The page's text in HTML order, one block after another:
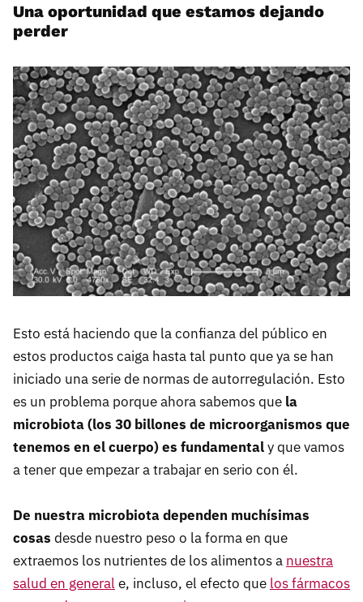
Una oportunidad que estamos dejando
perder
Esto está haciendo que la confianza del público en
estos productos caiga hasta tal punto que ya se han
iniciado una serie de normas de autorregulación. Esto
es un problema porque ahora sabemos que la
microbiota (los 30 billones de microorganismos que
tenemos en el cuerpo) es fundamentaly que vamos
a tener que empezar a trabajar en serio con él.
De nuestra microbiota dependen muchísimas
cosas desde nuestro peso o la forma en que
extraemos los nutrientes de los alimentos a nuestra
salud en generale, incluso, el efecto que los fármacos